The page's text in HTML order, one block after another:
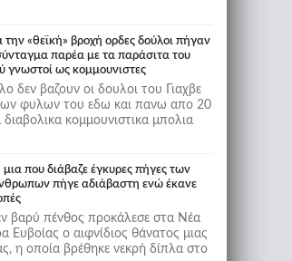
την «θεϊκή» βροχή ορδες δούλοι πήγαν
παρέα με τα παράσιτα του
γνωστοί ως κομμουνιστες
δεν βαζουν οι δουλοι του Γιαχβε
φυλων του εδω και πανω απο 20
κομμουνιστικα μπολια
που διάβαζε έγκυρες πήγες των
πήγε αδιάβαστη ενώ έκανε
βαρύ πένθος προκάλεσε στα Νέα
Ευβοίας ο αιφνίδιος θάνατος μιας
η οποία βρέθηκε νεκρή δίπλα στο